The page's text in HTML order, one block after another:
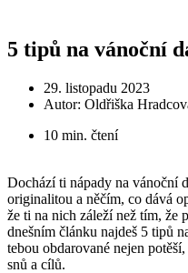
5 tipů na vánoční
29. listopadu 2023
Autor: Oldřiška
10 min. čtení
Dochází ti nápady na vánoční
originalitou a něčím, co dává
že ti na nich záleží než tím, že
dnešním článku najdeš 5 tipů
tebou obdarované nejen
snů a cílů.